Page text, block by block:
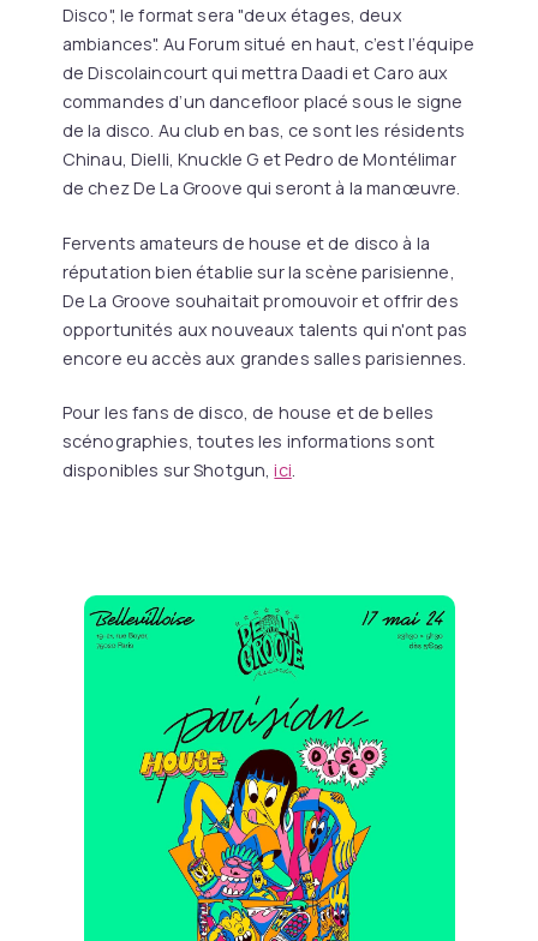
Disco", le format sera "deux étages, deux
ambiances". Au Forum situé en haut, c’est l’équipe
de Discolaincourt qui mettra Daadi et Caro aux
commandes d’un dancefloor placé sous le signe
de la disco. Au club en bas, ce sont les résidents
Chinau, Dielli, Knuckle G et Pedro de Montélimar
de chez De La Groove qui seront à la manœuvre.
Fervents amateurs de house et de disco à la
réputation bien établie sur la scène parisienne,
De La Groove souhaitait promouvoir et offrir des
opportunités aux nouveaux talents qui n'ont pas
encore eu accès aux grandes salles parisiennes.
Pour les fans de disco, de house et de belles
scénographies, toutes les informations sont
disponibles sur Shotgun,ici.